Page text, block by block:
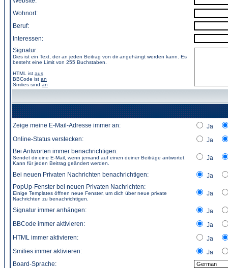
Wohnort:
Beruf:
Interessen:
Signatur:
Dies ist ein Text, der an jeden Beitrag von dir angehängt werden kann. Es
besteht eine Limit von 255 Buchstaben.
HTML ist aus
BBCode ist an
Smilies sind an
Zeige meine E-Mail-Adresse immer an:
Ja
Online-Status verstecken:
Ja
Bei Antworten immer benachrichtigen:
Sendet dir eine E-Mail, wenn jemand auf einen deiner Beiträge antwortet.
Kann für jeden Beitrag geändert werden.
Ja
Bei neuen Privaten Nachrichten benachrichtigen:
Ja
PopUp-Fenster bei neuen Privaten Nachrichten:
Einige Templates öffnen neue Fenster, um dich über neue private
Nachrichten zu benachrichtigen.
Ja
Signatur immer anhängen:
Ja
BBCode immer aktivieren:
Ja
HTML immer aktivieren:
Ja
Smilies immer aktivieren:
Ja
Board-Sprache: